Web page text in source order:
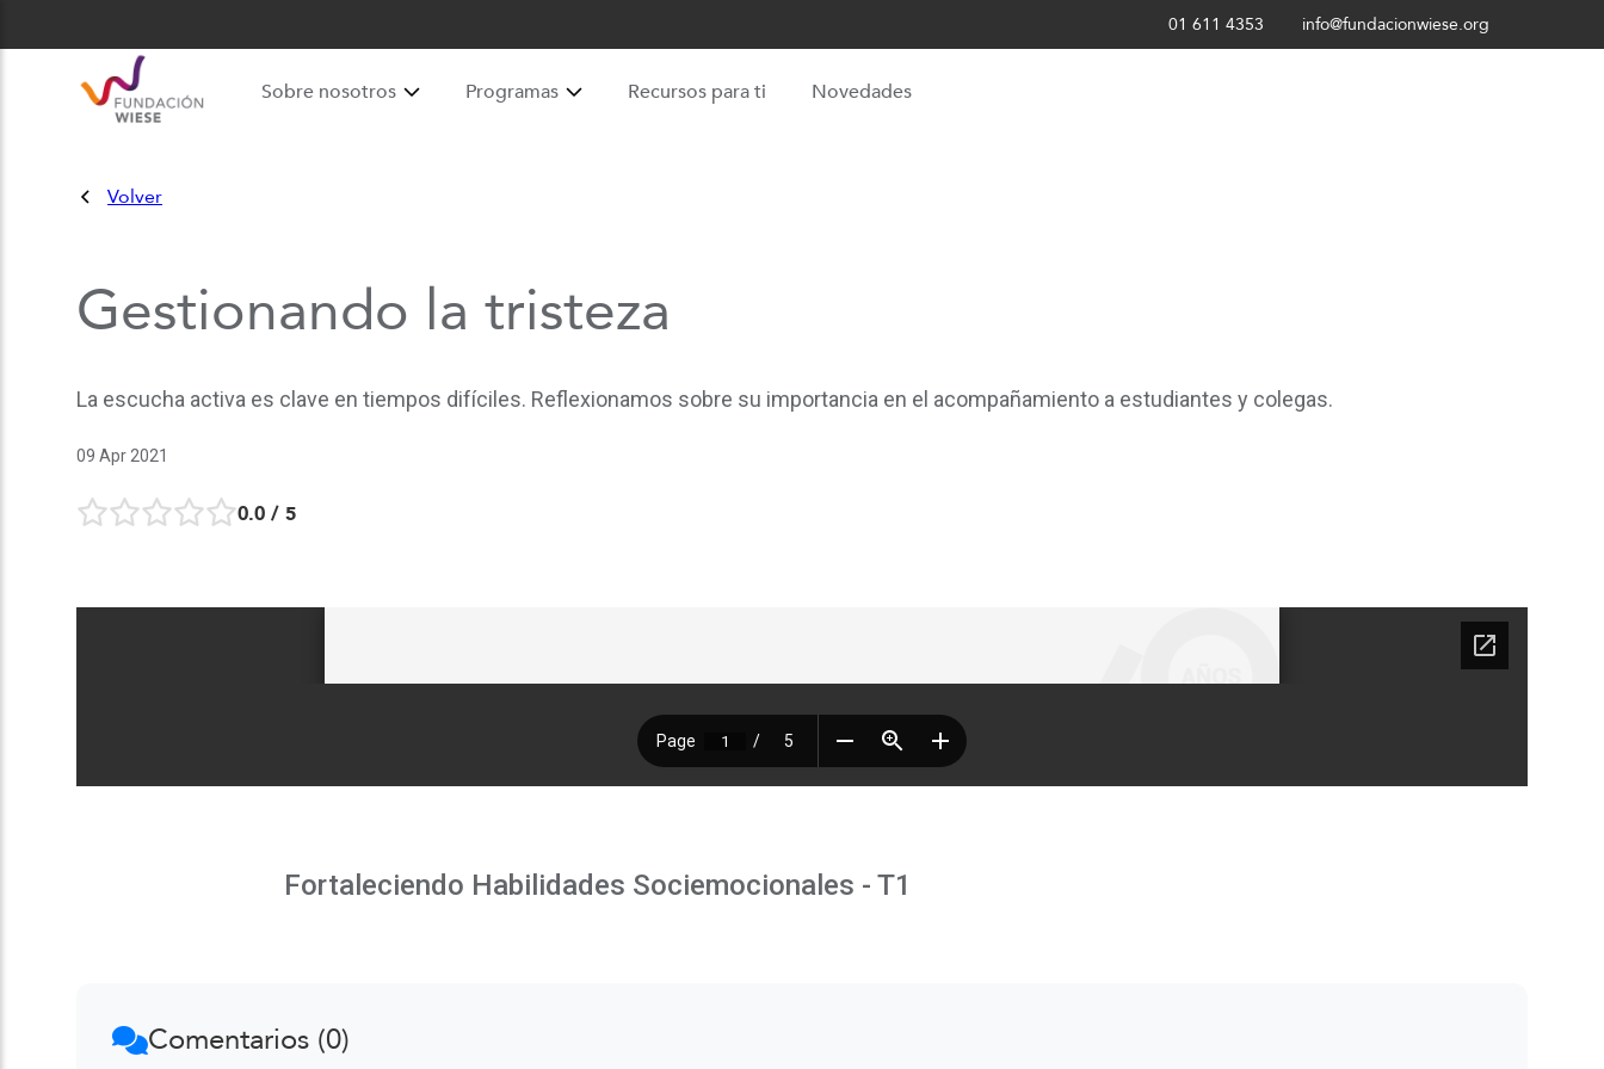
01 611 4353 info@fundacionwiese.org
Sobre nosotros Programas Recursos para ti Novedades
Volver
Gestionando la tristeza
La escucha activa es clave en tiempos difíciles. Reflexionamos sobre su importancia en el acompañamiento a estudiantes y colegas.
09 Apr 2021
0.0 / 5
Fortaleciendo Habilidades Sociemocionales - T1
Comentarios (0)